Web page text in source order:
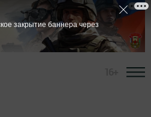
закрытие баннера через